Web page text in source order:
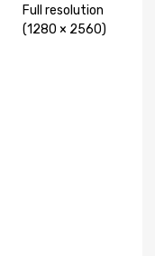
Full resolution
(1280 × 2560)